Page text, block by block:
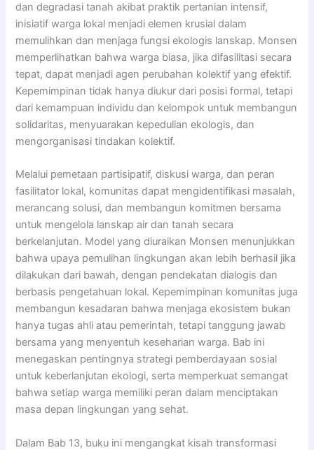
dan degradasi tanah akibat praktik pertanian intensif,
inisiatif warga lokal menjadi elemen krusial dalam
memulihkan dan menjaga fungsi ekologis lanskap. Monsen
memperlihatkan bahwa warga biasa, jika difasilitasi secara
tepat, dapat menjadi agen perubahan kolektif yang efektif.
Kepemimpinan tidak hanya diukur dari posisi formal, tetapi
dari kemampuan individu dan kelompok untuk membangun
solidaritas, menyuarakan kepedulian ekologis, dan
mengorganisasi tindakan kolektif.
Melalui pemetaan partisipatif, diskusi warga, dan peran
fasilitator lokal, komunitas dapat mengidentifikasi masalah,
merancang solusi, dan membangun komitmen bersama
untuk mengelola lanskap air dan tanah secara
berkelanjutan. Model yang diuraikan Monsen menunjukkan
bahwa upaya pemulihan lingkungan akan lebih berhasil jika
dilakukan dari bawah, dengan pendekatan dialogis dan
berbasis pengetahuan lokal. Kepemimpinan komunitas juga
membangun kesadaran bahwa menjaga ekosistem bukan
hanya tugas ahli atau pemerintah, tetapi tanggung jawab
bersama yang menyentuh keseharian warga. Bab ini
menegaskan pentingnya strategi pemberdayaan sosial
untuk keberlanjutan ekologi, serta memperkuat semangat
bahwa setiap warga memiliki peran dalam menciptakan
masa depan lingkungan yang sehat.
Dalam Bab 13, buku ini mengangkat kisah transformasi